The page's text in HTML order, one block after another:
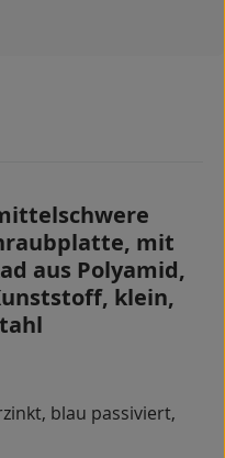
mit
aus Polyamid,
klein,
blau passiviert,